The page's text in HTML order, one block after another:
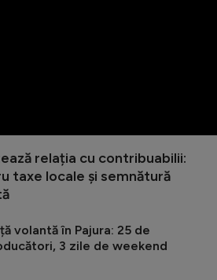
relația cu contribuabilii:
taxe locale și semnătură
volantă în Pajura: 25 de
3 zile de weekend